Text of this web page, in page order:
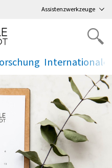
Assistenzwerkzeuge
.